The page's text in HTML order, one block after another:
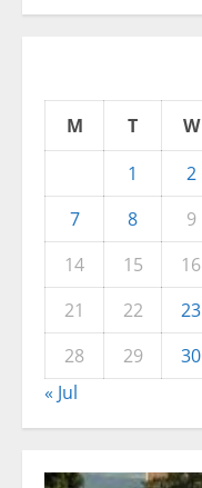
M T W
1
2
7
8 9
14
15 16
21
22 23
28
29 30
« Jul